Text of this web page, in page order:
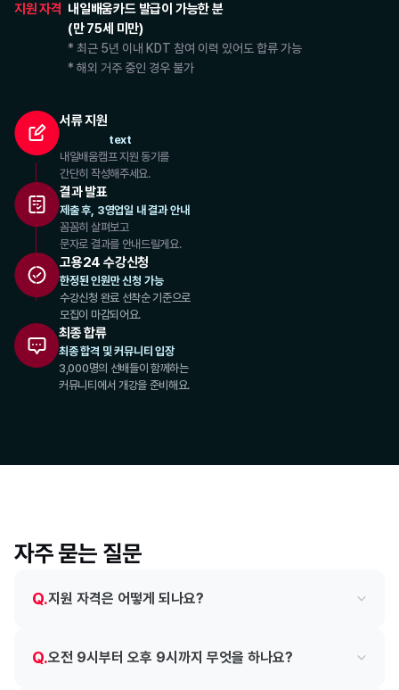
지원 자격 내일배움카드 발급이 가능한 분
(만 75세 미만)
* 최근 5년 이내 KDT 참여 이력 있어도 합류 가능
* 해외 거주 중인 경우 불가
서류 지원
text
내일배움캠프 지원 동기를
간단히 작성해주세요.
결과 발표
제출 후, 3영업일 내 결과 안내
꼼꼼히 살펴보고
문자로 결과를 안내드릴게요.
고용24 수강신청
한정된 인원만 신청 가능
수강신청 완료 선착순 기준으로
모집이 마감되어요.
최종 합류
최종 합격 및 커뮤니티 입장
3,000명의 선배들이 함께하는
커뮤니티에서 개강을 준비해요.
자주 묻는 질문
Q.지원 자격은 어떻게 되나요?
Q.오전 9시부터 오후 9시까지 무엇을 하나요?